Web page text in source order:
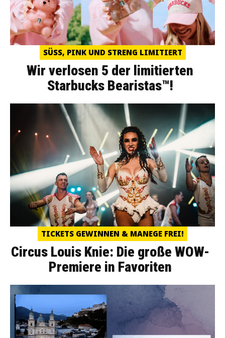
SÜSS, PINK UND STRENG LIMITIERT
Wir verlosen 5 der limitierten
Starbucks Bearistas™!
TICKETS GEWINNEN & MANEGE FREI!
Circus Louis Knie: Die große WOW-
Premiere in Favoriten